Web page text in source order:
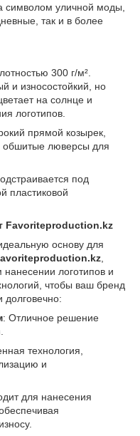
символом уличной моды,
так и в более
300 г/м².
и износостойкий, но
на солнце и
логотипов.
прямой козырек,
обшитые люверсы для
под
пластиковой
Favoriteproduction.kz
основу для
нанесении логотипов и
чтобы ваш бренд
: Отличное решение
технология,
и
для нанесения